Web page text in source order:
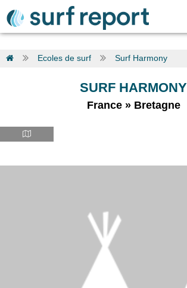
Ecoles de surf Surf Harmony
SURF HARMONY
France» Bretagne